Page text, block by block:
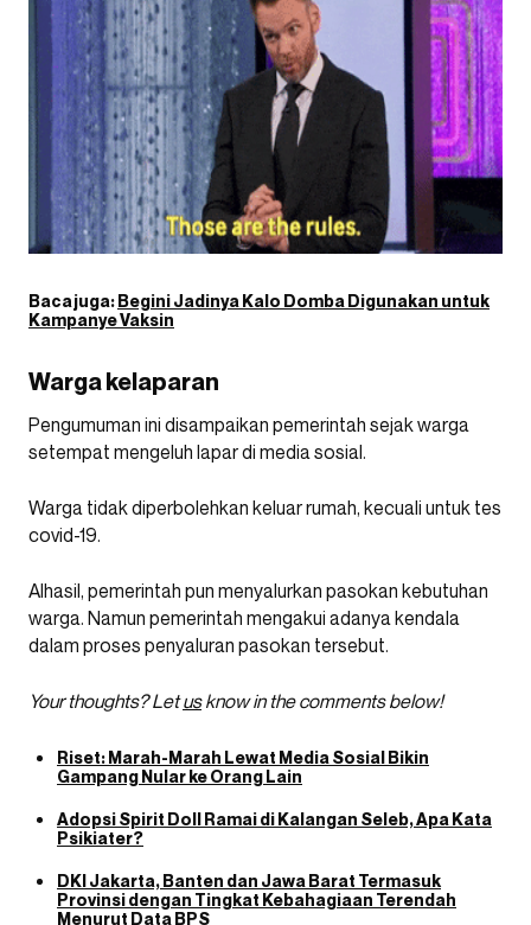
Baca juga:Begini Jadinya Kalo Domba Digunakan untuk
Kampanye Vaksin
Warga kelaparan
Pengumuman ini disampaikan pemerintah sejak warga
setempat mengeluh lapar di media sosial.
Warga tidak diperbolehkan keluar rumah, kecuali untuk tes
covid-19.
Alhasil, pemerintah pun menyalurkan pasokan kebutuhan
warga. Namun pemerintah mengakui adanya kendala
dalam proses penyaluran pasokan tersebut.
Your thoughts? Letusknow in the comments below!
Riset: Marah-Marah Lewat Media Sosial Bikin
Gampang Nular ke Orang Lain
Adopsi Spirit Doll Ramai di Kalangan Seleb, Apa Kata
Psikiater?
DKI Jakarta, Banten dan Jawa Barat Termasuk
Provinsi dengan Tingkat Kebahagiaan Terendah
Menurut Data BPS